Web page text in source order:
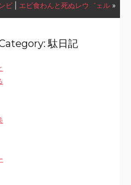
ビ| エビ食わんと死ぬレウ゛ェル»
駄日記